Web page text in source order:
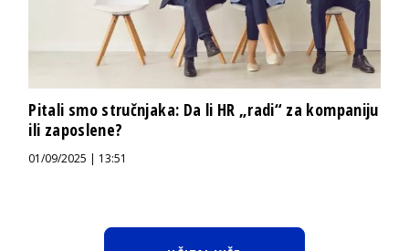
Pitali smo stručnjaka: Da li HR „radi“ za kompaniju
ili zaposlene?
01/09/2025 | 13:51